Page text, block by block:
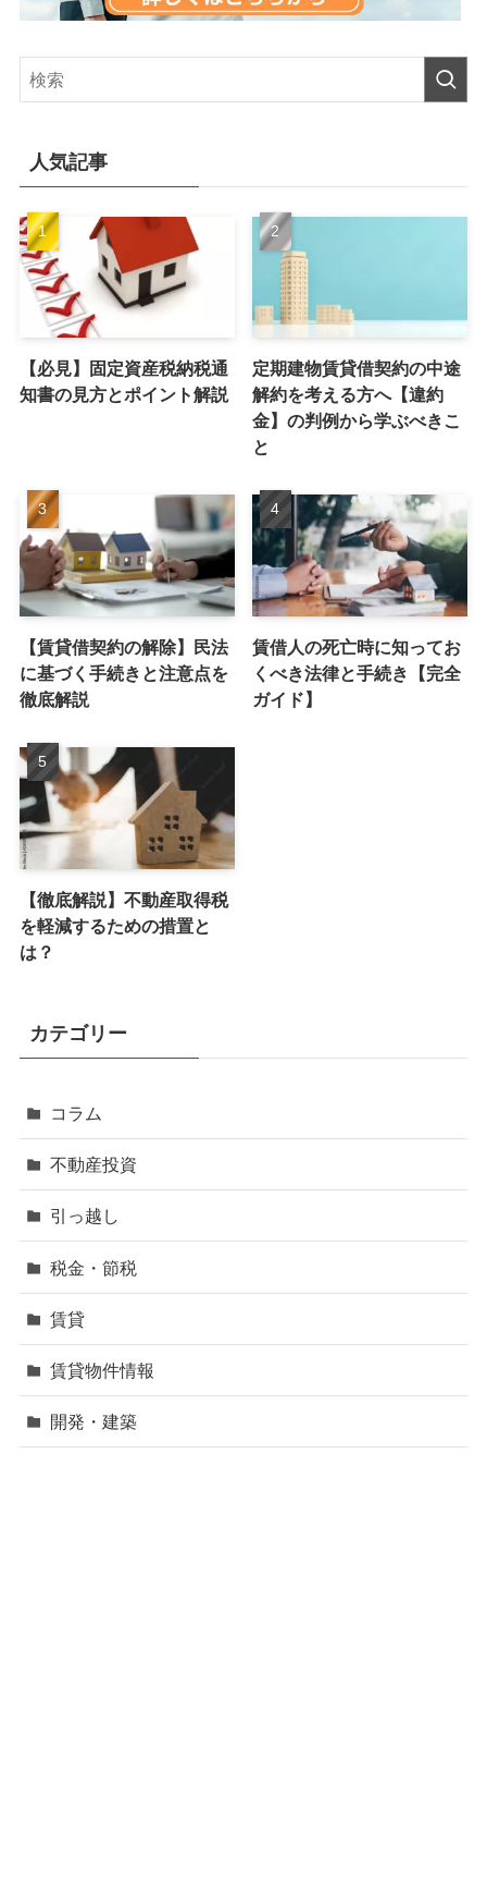
人気記事
【必見】固定資産税納税通
知書の見方とポイント解説
定期建物賃貸借契約の中途
解約を考える方へ【違約
金】の判例から学ぶべきこ
と
【賃貸借契約の解除】民法
に基づく手続きと注意点を
徹底解説
賃借人の死亡時に知ってお
くべき法律と手続き【完全
ガイド】
【徹底解説】不動産取得税
を軽減するための措置と
は？
カテゴリー
コラム
不動産投資
引っ越し
税金・節税
賃貸
賃貸物件情報
開発・建築